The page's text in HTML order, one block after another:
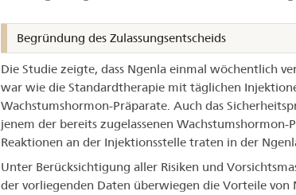
Begründung des Zulassungsentscheids
Die Studie zeigte, dass Ngenla einmal wöchentlich
war wie die Standardtherapie mit täglichen
Wachstumshormon-Präparate. Auch das
jenem der bereits zugelassenen Wachstumshormon-
Reaktionen an der Injektionsstelle traten in der
Unter Berücksichtigung aller Risiken und
der vorliegenden Daten überwiegen die Vorteile von